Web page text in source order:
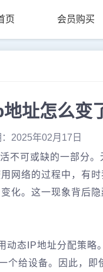
页 会员购买
址怎么变
2025年02月17日
不可或缺的一部分。
网络的过程中，有
化。这一现象背后
动态IP地址分配策略
个给设备。因此，即